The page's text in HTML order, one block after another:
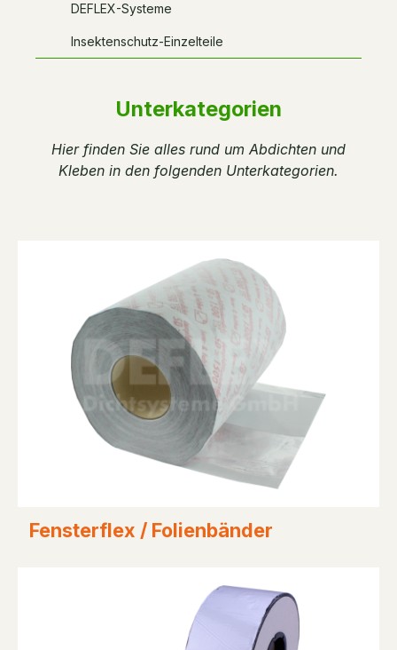
DEFLEX-Systeme
Insektenschutz-Einzelteile
Unterkategorien
Hier finden Sie alles rund um Abdichten und
Kleben in den folgenden Unterkategorien.
Fensterflex / Folienbänder